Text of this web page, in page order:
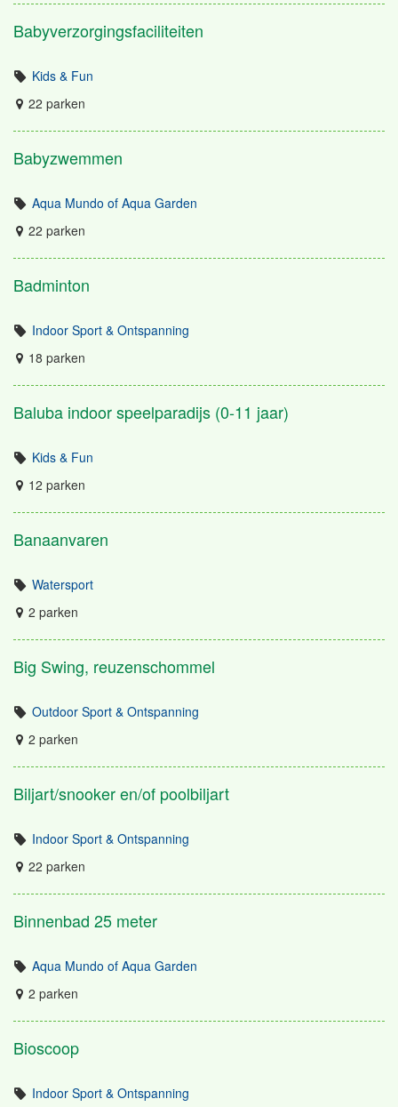
Babyverzorgingsfaciliteiten
Kids & Fun
22 parken
Babyzwemmen
Aqua Mundo of Aqua Garden
22 parken
Badminton
Indoor Sport & Ontspanning
18 parken
Baluba indoor speelparadijs (0-11 jaar)
Kids & Fun
12 parken
Banaanvaren
Watersport
2 parken
Big Swing, reuzenschommel
Outdoor Sport & Ontspanning
2 parken
Biljart/snooker en/of poolbiljart
Indoor Sport & Ontspanning
22 parken
Binnenbad 25 meter
Aqua Mundo of Aqua Garden
2 parken
Bioscoop
Indoor Sport & Ontspanning